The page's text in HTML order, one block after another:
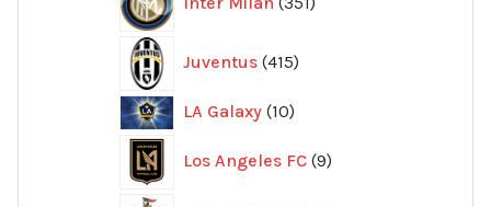
produkter
Juventus 415
produkter
LA Galaxy 1010
Los Angeles FC 9
produkter